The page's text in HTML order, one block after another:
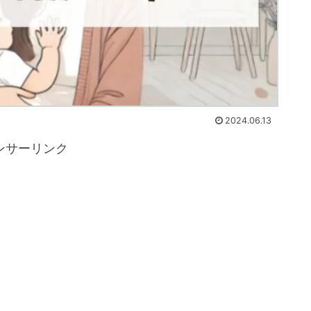
2024.06.13
サーリンク